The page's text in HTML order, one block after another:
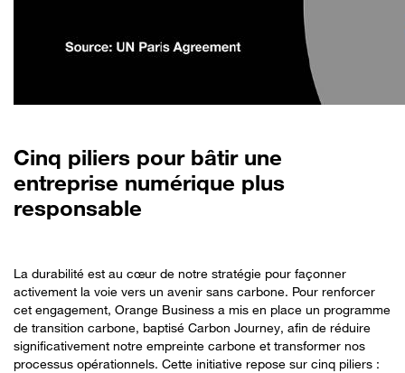
Cinq piliers pour bâtir une
entreprise numérique plus
responsable
La durabilité est au cœur de notre stratégie pour façonner
activement la voie vers un avenir sans carbone. Pour renforcer
cet engagement, Orange Business a mis en place un programme
de transition carbone, baptisé Carbon Journey, afin de réduire
significativement notre empreinte carbone et transformer nos
processus opérationnels. Cette initiative repose sur cinq piliers :